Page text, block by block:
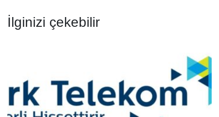
İlginizi çekebilir